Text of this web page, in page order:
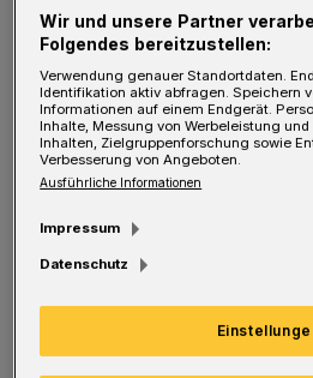
P erfekte
unvergleichliche
malerische Küsten und
sich wirken zu lassen. Ihre
Dagmar Wimmer: „Wir
probieren und idyllische
Mit Eurowings geht’s
Wir und unsere Partner
Folgendes bereitzustellen:
Verwendung genauer Standortdaten.
Identifikation aktiv abfragen. Speichern
Informationen auf einem Endgerät.
Inhalte, Messung von Werbeleistung
Inhalten, Zielgruppenforschung sowie
Verbesserung von Angeboten.
Ausführliche Informationen
Impressum
Datenschutz